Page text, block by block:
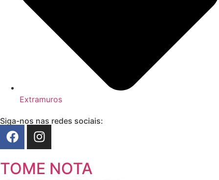
Extramuros
Siga-nos nas redes sociais:
TOME NOTA